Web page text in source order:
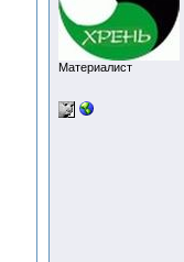
Материалист